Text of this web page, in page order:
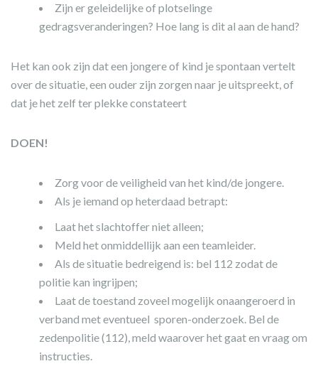
Zijn er geleidelijke of plotselinge
gedragsveranderingen? Hoe lang is dit al aan de hand?
Het kan ook zijn dat een jongere of kind je spontaan vertelt
over de situatie, een ouder zijn zorgen naar je uitspreekt, of
dat je het zelf ter plekke constateert
DOEN!
Zorg voor de veiligheid van het kind/de jongere.
Als je iemand op heterdaad betrapt:
Laat het slachtoffer niet alleen;
Meld het onmiddellijk aan een teamleider.
Als de situatie bedreigend is: bel 112 zodat de
politie kan ingrijpen;
Laat de toestand zoveel mogelijk onaangeroerd in
verband met eventueel sporen-onderzoek. Bel de
zedenpolitie (112), meld waarover het gaat en vraag om
instructies.